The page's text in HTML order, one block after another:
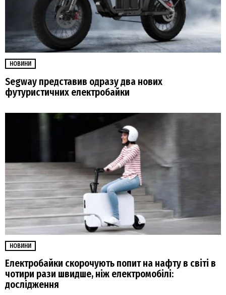
НОВИНИ
Segway представив одразу два нових
футуристичних електробайки
НОВИНИ
Електробайки скорочують попит на нафту в світі в
чотири рази швидше, ніж електромобілі:
дослідження